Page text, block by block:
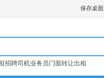
保存桌面
招聘司机业务员门面转让出租